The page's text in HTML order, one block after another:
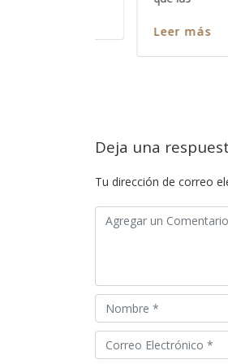
Deja una
Tu dirección de correo